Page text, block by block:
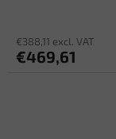
€388,11 excl. VAT
€469,61